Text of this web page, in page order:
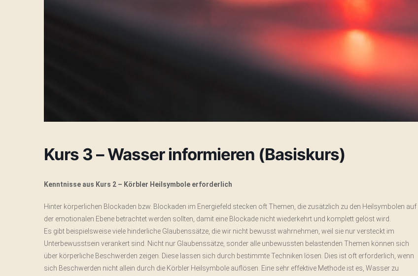
Kurs 3 – Wasser informieren (Basiskurs)
Kenntnisse aus Kurs 2 – Körbler Heilsymbole erforderlich
Hinter körperlichen Blockaden bzw. Blockaden im Energiefeld stecken oft Themen, die zusätzlich zu den Heilsymbolen auf
der emotionalen Ebene betrachtet werden sollten, damit eine Blockade nicht wiederkehrt und komplett gelöst wird.
Es gibt beispielsweise viele hinderliche Glaubenssätze, die wir nicht bewusst wahrnehmen, weil sie nur versteckt im
Unterbewusstsein verankert sind. Nicht nur Glaubenssätze, sonder alle unbewussten belastenden Themen können sich
über körperliche Beschwerden zeigen. Diese lassen sich durch bestimmte Techniken lösen. Dies ist oft erforderlich, wenn
sich Beschwerden nicht allein durch die Körbler Heilsymbole auflösen. Eine sehr effektive Methode ist es, Wasser zu